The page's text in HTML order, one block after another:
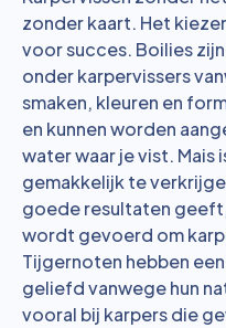
zonder kaart. Het
voor succes. Boilies
onder karpervissers
smaken, kleuren en
en kunnen worden
water waar je vist. Mais
gemakkelijk te
goede resultaten
wordt gevoerd om
Tijgernoten hebben
geliefd vanwege hun
vooral bij karpers die